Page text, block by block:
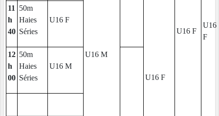
U16 M
U16 F
U16
F
U16 F
11
h
40
50m
Haies
Séries
U16 F
12
h
00
50m
Haies
Séries
U16 M